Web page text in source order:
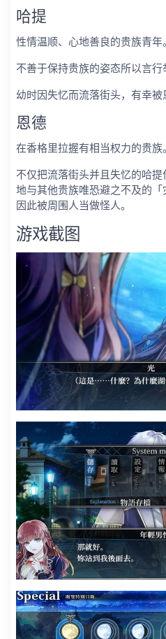
哈提
性情温顺、心地善良的贵族青年。
不善于保持贵族的姿态所以言行
幼时因失忆而流落街头，有幸被
恩德
在香格里拉握有相当权力的贵族。
不仅把流落街头并且失忆的哈
地与其他贵族唯恐避之不及的
因此被周围人当做怪人。
游戏截图